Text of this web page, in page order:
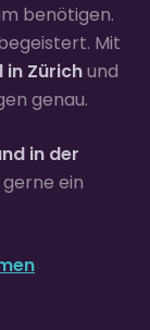
benötigen.
Mit
in Zürichund
genau.
in der
ein